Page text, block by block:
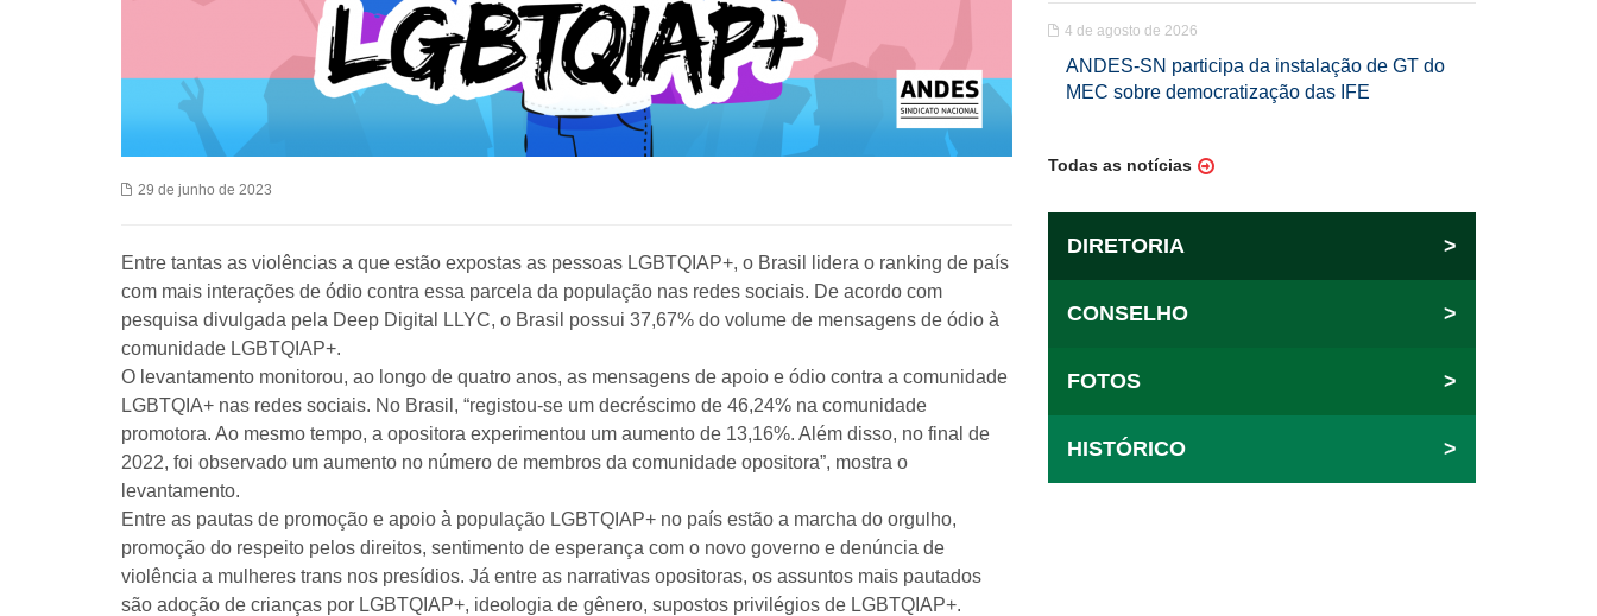
29 de junho de 2023
Entre tantas as violências a que estão expostas as pessoas LGBTQIAP+, o Brasil lidera o ranking de país
com mais interações de ódio contra essa parcela da população nas redes sociais. De acordo com
pesquisa divulgada pela Deep Digital LLYC, o Brasil possui 37,67% do volume de mensagens de ódio à
comunidade LGBTQIAP+.
O levantamento monitorou, ao longo de quatro anos, as mensagens de apoio e ódio contra a comunidade
LGBTQIA+ nas redes sociais. No Brasil, “registou-se um decréscimo de 46,24% na comunidade
promotora. Ao mesmo tempo, a opositora experimentou um aumento de 13,16%. Além disso, no final de
2022, foi observado um aumento no número de membros da comunidade opositora”, mostra o
levantamento.
Entre as pautas de promoção e apoio à população LGBTQIAP+ no país estão a marcha do orgulho,
promoção do respeito pelos direitos, sentimento de esperança com o novo governo e denúncia de
violência a mulheres trans nos presídios. Já entre as narrativas opositoras, os assuntos mais pautados
são adoção de crianças por LGBTQIAP+, ideologia de gênero, supostos privilégios de LGBTQIAP+.
4 de agosto de 2026
ANDES-SN participa da instalação de GT do
MEC sobre democratização das IFE
Todas as notícias
DIRETORIA >
CONSELHO >
FOTOS >
HISTÓRICO >